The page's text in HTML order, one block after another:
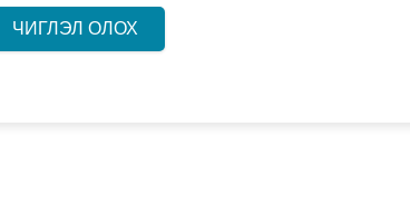
ЧИГЛЭЛ ОЛОХ